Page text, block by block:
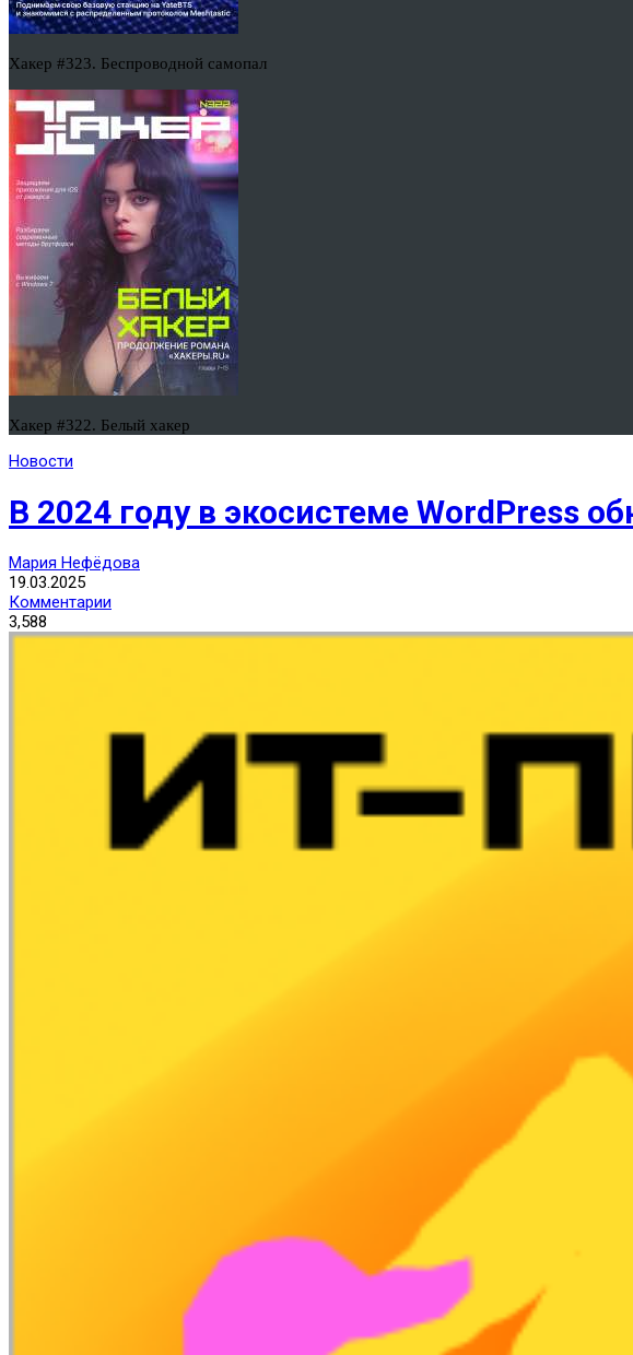
Хакер #323. Беспроводной самопал
Хакер #322. Белый хакер
Новости
В 2024 году в экосистеме WordPress
Мария Нефёдова
19.03.2025
Комментарии
3,588